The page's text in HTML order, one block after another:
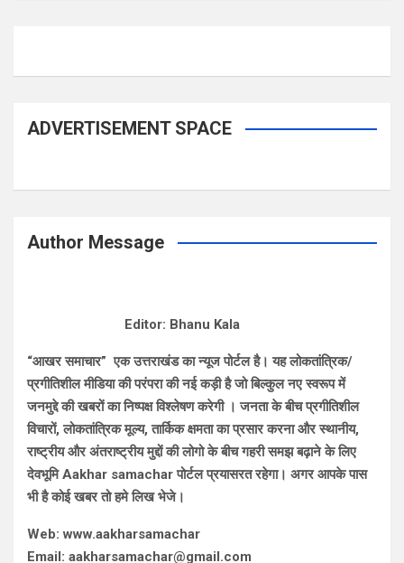
ADVERTISEMENT SPACE
Author Message
Editor: Bhanu Kala
“आखर समाचार” एक उत्तराखंड का न्यूज पोर्टल है। यह लोकतांत्रिक/
प्रगीतिशील मीडिया की परंपरा की नई कड़ी है जो बिल्कुल नए स्वरूप में
जनमुद्दे की खबरों का निष्पक्ष विश्लेषण करेगी । जनता के बीच प्रगीतिशील
विचारों, लोकतांत्रिक मूल्य, तार्किक क्षमता का प्रसार करना और स्थानीय,
राष्ट्रीय और अंतराष्ट्रीय मुद्दों की लोगो के बीच गहरी समझ बढ़ाने के लिए
देवभूमि Aakhar samachar पोर्टल प्रयासरत रहेगा। अगर आपके पास
भी है कोई खबर तो हमे लिख भेजे।
Web: www.aakharsamachar
Email: aakharsamachar@gmail.com